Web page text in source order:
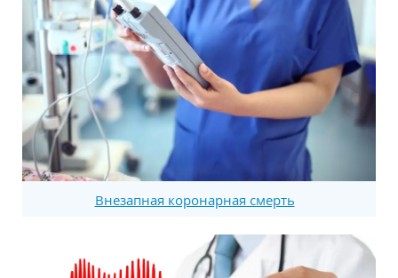
Внезапная коронарная смерть